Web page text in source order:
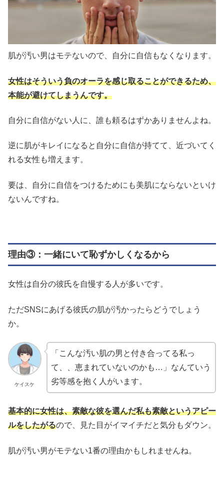
肌が汚い男はモテないので、自分に自信もなくなります。
女性はそういう負のオーラを感じ取ることができるため、
本能が避けてしまうんです。
自分に自信がない人に、誰も頼るはずかありませんよね。
逆に肌がキレイになると自分に自信が持てて、近づいてく
れる女性も増えます。
要は、自分に自信をつけるためにも美肌にならないといけ
ないんですね。
理由③：一緒にいて恥ずかしくなるから
女性は自分の彼氏を自慢する人が多いです。
ただSNSにあげる彼氏の肌が汚かったらどうでしょう
か。
ケイスケ
「こんな汚い肌の男と付き合ってる私っ
て、、恵まれていないのかも…」なんていう
劣等感を抱く人がいます。
基本的に女性は、素敵な彼を選んだ私も素敵というアピー
ルをしたがるので、見た目がイマイチだと気分もダウン。
肌が汚い男がモテない1番の理由かもしれませんね。